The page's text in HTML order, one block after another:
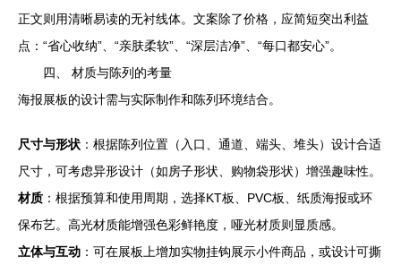
正文则用清晰易读的无衬线体。文案除了价格，应简短突出利益
点：“省心收纳”、“亲肤柔软”、“深层洁净”、“每口都安心”。
四、 材质与陈列的考量
海报展板的设计需与实际制作和陈列环境结合。
尺寸与形状 ：根据陈列位置（入口、通道、端头、堆头）设计合适
尺寸，可考虑异形设计（如房子形状、购物袋形状）增强趣味性。
材质 ：根据预算和使用周期，选择KT板、PVC板、纸质海报或环
保布艺。高光材质能增强色彩鲜艳度，哑光材质则显质感。
立体与互动 ：可在展板上增加实物挂钩展示小件商品，或设计可撕